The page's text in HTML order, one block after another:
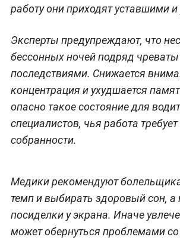
работу они приходят уставшими
Эксперты предупреждают, что
бессонных ночей подряд
последствиями. Снижается
концентрация и ухудшается
опасно такое состояние для
специалистов, чья работа
собранности.
Медики рекомендуют
темп и выбирать здоровый сон, а
посиделки у экрана. Иначе
может обернуться проблемами